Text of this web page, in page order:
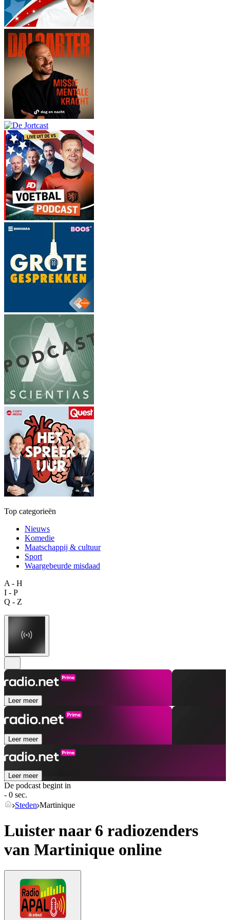
Top categorieën
Nieuws
Komedie
Maatschappij & cultuur
Sport
Waargebeurde misdaad
A - H
I - P
Q - Z
Leer meer
Leer meer
Leer meer
De podcast begint in
- 0 sec.
Steden Martinique
Luister naar 6 radiozenders
van Martinique online